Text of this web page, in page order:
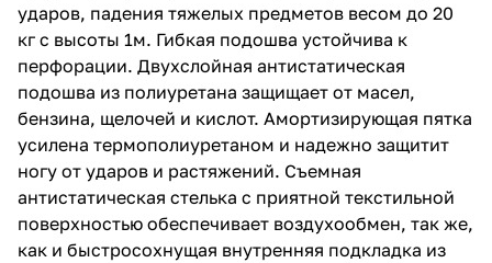
ударов, падения тяжелых предметов весом до 20
кг с высоты 1м. Гибкая подошва устойчива к
перфорации. Двухслойная антистатическая
подошва из полиуретана защищает от масел,
бензина, щелочей и кислот. Амортизирующая пятка
усилена термополиуретаном и надежно защитит
ногу от ударов и растяжений. Съемная
антистатическая стелька с приятной текстильной
поверхностью обеспечивает воздухообмен, так же,
как и быстросохнущая внутренняя подкладка из